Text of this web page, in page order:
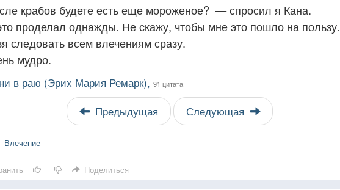
крабов будете есть еще мороженое? — спросил я Кана.
проделал однажды. Не скажу, чтобы мне это пошло на пользу.
следовать всем влечениям сразу.
мудро.
в раю (Эрих Мария Ремарк), 91 цитата
Предыдущая Следующая
Влечение
Поделиться